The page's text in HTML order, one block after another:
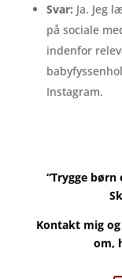
Svar: Ja. Jeg
på sociale
indenfor
Instagram.
“Trygge
Kontakt mig
om,